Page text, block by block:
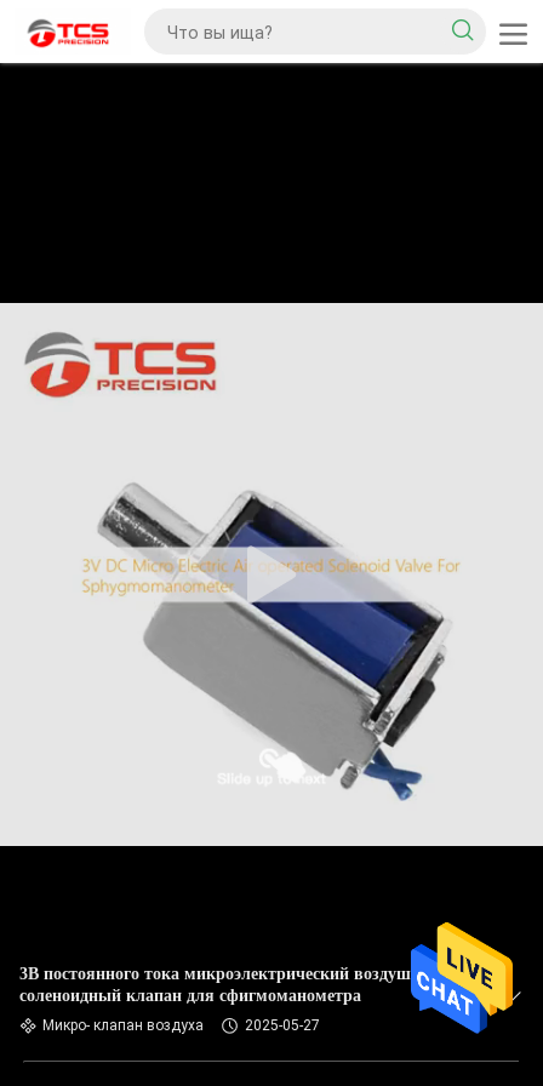
3В постоянного тока микроэлектрический воздушный
соленоидный клапан для сфигмоманометра
Микро- клапан воздуха 2025-05-27